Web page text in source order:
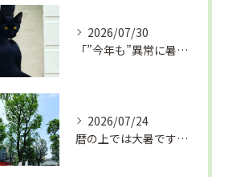
2026/07/30
「”今年も”異常に暑い夏」酷暑+冷房＝夏風邪、腰痛、ひざの痛...
2026/07/24
暦の上では大暑です！腰痛や肩こりから来る頭痛